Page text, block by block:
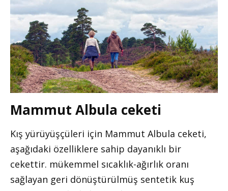
Mammut Albula ceketi
Kış yürüyüşçüleri için Mammut Albula ceketi,
aşağıdaki özelliklere sahip dayanıklı bir
cekettir. mükemmel sıcaklık-ağırlık oranı
sağlayan geri dönüştürülmüş sentetik kuş